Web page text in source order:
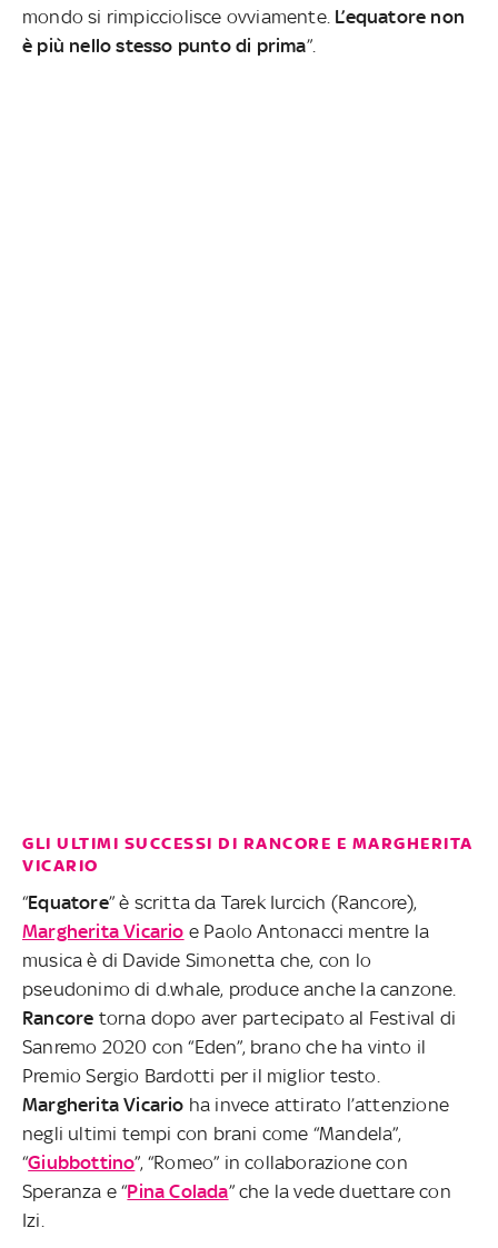
mondo si rimpicciolisce ovviamente. L’equatore non
è più nello stesso punto di prima”.
GLI ULTIMI SUCCESSI DI RANCORE E MARGHERITA
VICARIO
“Equatore” è scritta da Tarek Iurcich (Rancore),
Margherita Vicario e Paolo Antonacci mentre la
musica è di Davide Simonetta che, con lo
pseudonimo di d.whale, produce anche la canzone.
Rancore torna dopo aver partecipato al Festival di
Sanremo 2020 con “Eden”, brano che ha vinto il
Premio Sergio Bardotti per il miglior testo.
Margherita Vicario ha invece attirato l’attenzione
negli ultimi tempi con brani come “Mandela”,
“Giubbottino”, “Romeo” in collaborazione con
Speranza e “Pina Colada” che la vede duettare con
Izi.